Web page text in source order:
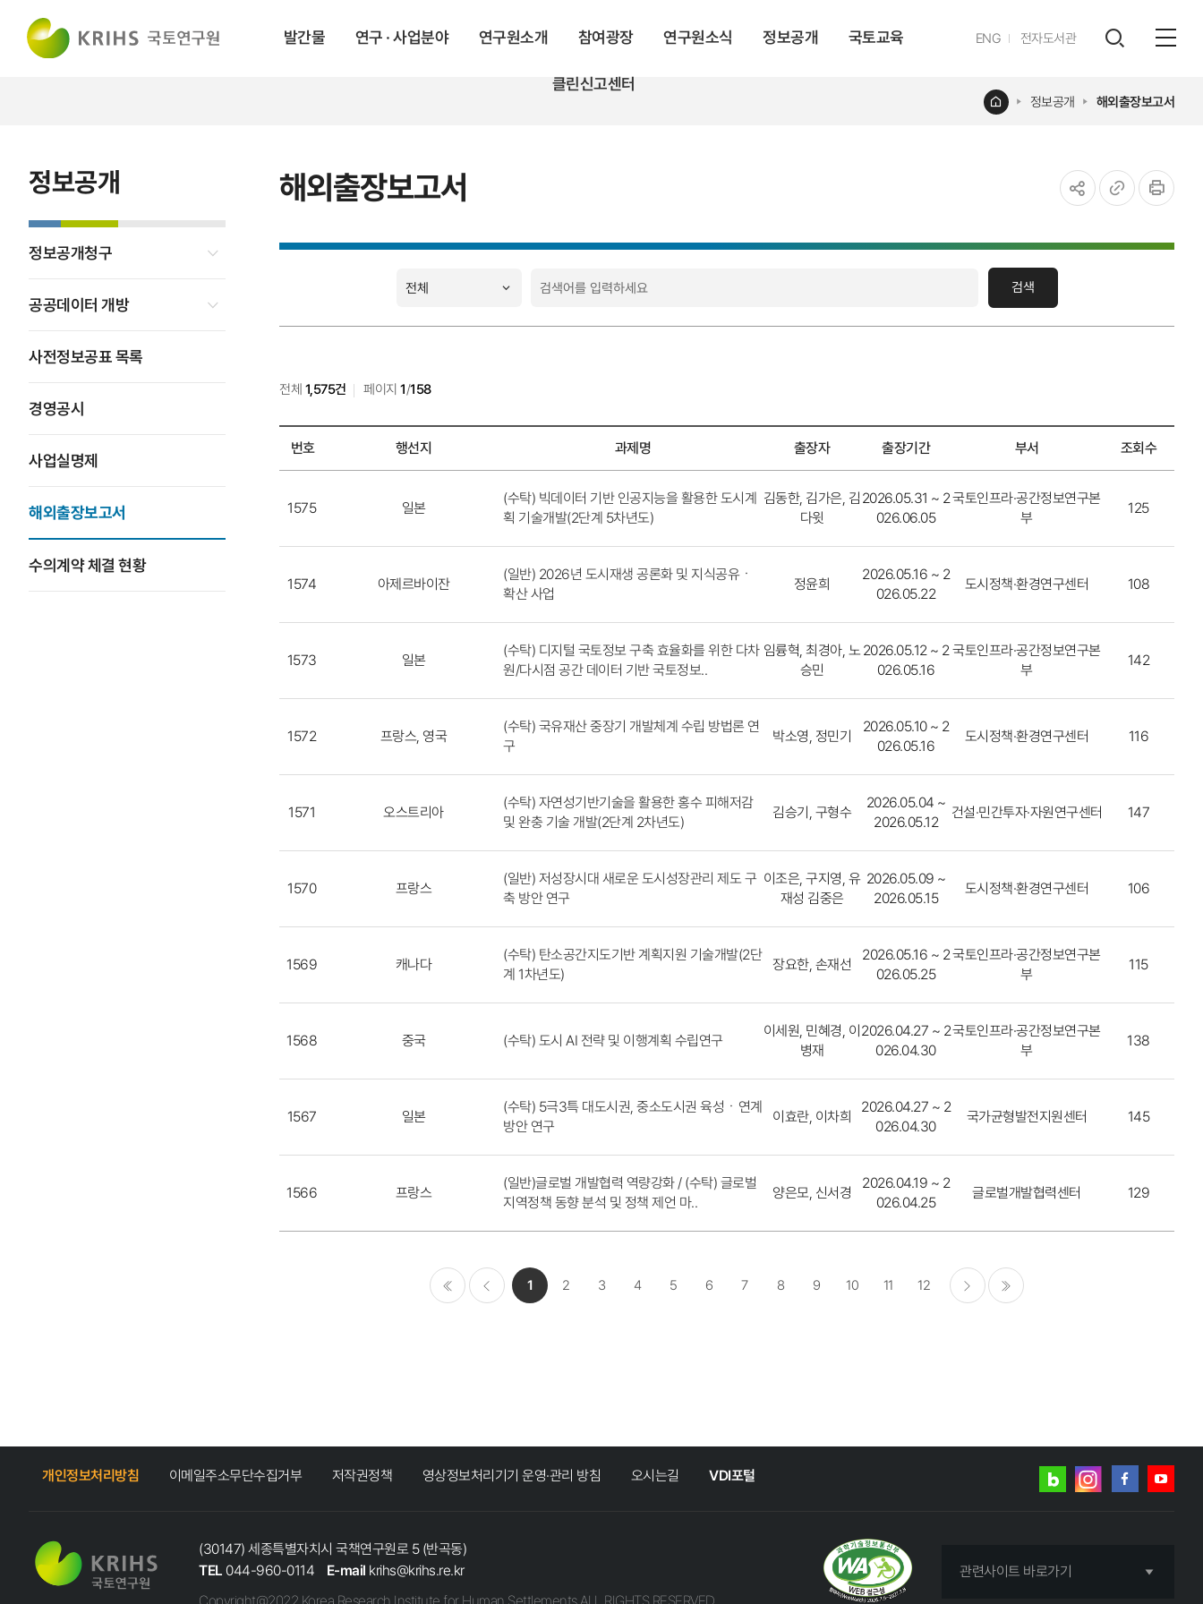
발간물 연구 · 사업분야 연구원소개 참여광장 연구원소식 정보공개 국토교육
클린신고센터
ENG영문전자도서관
레이어
해외출장보고서
홈 정보공개 해외출장보고서
정보공개
정보공개청구
공공데이터 개방
사전정보공표 목록
경영공시
사업실명제
해외출장보고서
수의계약 체결 현황
검색
전체 1,575건 페이지 1/158
목록
번호,
과제명,
부서,
번호 행선지 과제명 출장자 출장기간 부서 조회수
1575 일본
(수탁) 빅데이터 기반 인공지능을 활용한 도시계
획 기술개발(2단계 5차년도)
김동한, 김가은, 김
다윗
2026.05.31 ~ 2
026.06.05
국토인프라·공간정보연구본
부
125
1574 아제르바이잔
(일반) 2026년 도시재생 공론화 및 지식공유ㆍ
확산 사업
정윤희
2026.05.16 ~ 2
026.05.22
도시정책·환경연구센터 108
1573 일본
(수탁) 디지털 국토정보 구축 효율화를 위한 다차
원/다시점 공간 데이터 기반 국토정보..
임륭혁, 최경아, 노
승민
2026.05.12 ~ 2
026.05.16
국토인프라·공간정보연구본
부
142
1572 프랑스, 영국
(수탁) 국유재산 중장기 개발체계 수립 방법론 연
구
박소영, 정민기
2026.05.10 ~ 2
026.05.16
도시정책·환경연구센터 116
1571 오스트리아
(수탁) 자연성기반기술을 활용한 홍수 피해저감
및 완충 기술 개발(2단계 2차년도)
김승기, 구형수
2026.05.04 ~
2026.05.12
건설·민간투자·자원연구센터 147
1570 프랑스
(일반) 저성장시대 새로운 도시성장관리 제도 구
축 방안 연구
이조은, 구지영, 유
재성 김중은
2026.05.09 ~
2026.05.15
도시정책·환경연구센터 106
1569 캐나다
(수탁) 탄소공간지도기반 계획지원 기술개발(2단
계 1차년도)
장요한, 손재선
2026.05.16 ~ 2
026.05.25
국토인프라·공간정보연구본
부
115
1568 중국 (수탁) 도시 AI 전략 및 이행계획 수립연구
이세원, 민혜경, 이
병재
2026.04.27 ~ 2
026.04.30
국토인프라·공간정보연구본
부
138
1567 일본
(수탁) 5극3특 대도시권, 중소도시권 육성ㆍ연계
방안 연구
이효란, 이차희
2026.04.27 ~ 2
026.04.30
국가균형발전지원센터 145
1566 프랑스
(일반)글로벌 개발협력 역량강화 / (수탁) 글로벌
지역정책 동향 분석 및 정책 제언 마..
양은모, 신서경
2026.04.19 ~ 2
026.04.25
글로벌개발협력센터 129
1 2 3 4 5 6 7 8 9 10 11 12
개인정보처리방침 이메일주소무단수집거부 저작권정책 영상정보처리기기 운영·관리 방침 오시는길 VDI포털
네이버
인스타그램
(30147) 세종특별자치시 국책연구원로 5 (반곡동)
TEL 044-960-0114 E-mail krihs@krihs.re.kr
관련사이트 바로가기